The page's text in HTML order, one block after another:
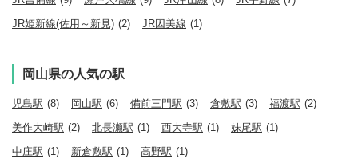
JR姫新線(佐用～新見) (2) JR因美線 (1)
岡山県の人気の駅
児島駅 (8) 岡山駅 (6) 備前三門駅 (3) 倉敷駅 (3) 福渡駅 (2)
美作大崎駅 (2) 北長瀬駅 (1) 西大寺駅 (1) 妹尾駅 (1)
中庄駅 (1) 新倉敷駅 (1) 高野駅 (1)